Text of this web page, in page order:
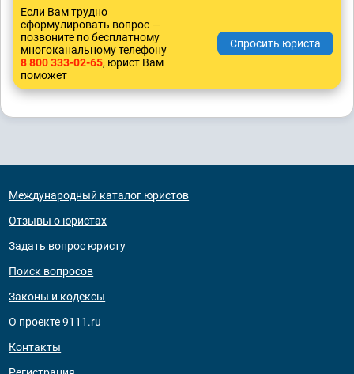
Если Вам трудно
сформулировать вопрос —
позвоните по бесплатному
многоканальному телефону
8 800 333-02-65, юрист Вам
поможет
Международный каталог юристов
Отзывы о юристах
Задать вопрос юристу
Поиск вопросов
Законы и кодексы
О проекте 9111.ru
Контакты